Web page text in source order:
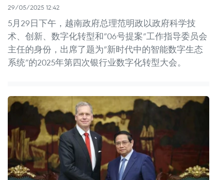
29/05/2025 12:42
5月29日下午，越南政府总理范明政以政府科学技
术、创新、数字化转型和“06号提案”工作指导委员会
主任的身份，出席了题为“新时代中的智能数字生态
系统”的2025年第四次银行业数字化转型大会。